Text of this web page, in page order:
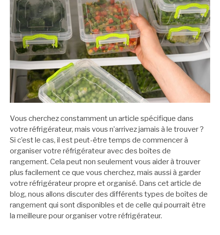
Vous cherchez constamment un article spécifique dans
votre réfrigérateur, mais vous n’arrivez jamais à le trouver ?
Si c’est le cas, il est peut-être temps de commencer à
organiser votre réfrigérateur avec des boîtes de
rangement. Cela peut non seulement vous aider à trouver
plus facilement ce que vous cherchez, mais aussi à garder
votre réfrigérateur propre et organisé. Dans cet article de
blog, nous allons discuter des différents types de boîtes de
rangement qui sont disponibles et de celle qui pourrait être
la meilleure pour organiser votre réfrigérateur.